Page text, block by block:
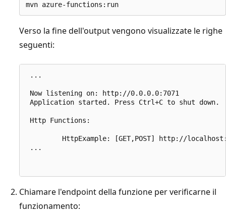
Verso la fine dell'output vengono visualizzate le righe
seguenti:
...
Now listening on: http://0.0.0.0:7071
Application started. Press Ctrl+C to shut down.
Http Functions:
HttpExample: [GET,POST] http://
...
Chiamare l'endpoint della funzione per verificarne il
funzionamento: